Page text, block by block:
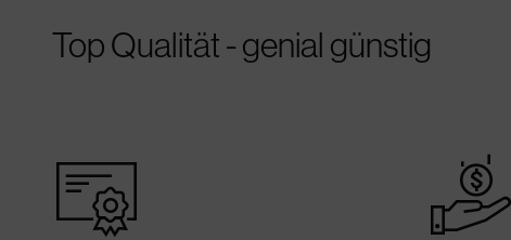
Top Qualität - genial günstig
warranty_certificate best_price